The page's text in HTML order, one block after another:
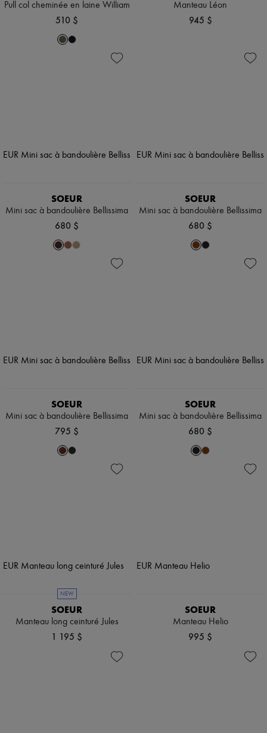
Pull col cheminée en laine William
510 $
Manteau Léon
945 $
SOEUR
Mini sac à bandoulière Bellissima
680 $
SOEUR
Mini sac à bandoulière Bellissima
680 $
SOEUR
Mini sac à bandoulière Bellissima
795 $
SOEUR
Mini sac à bandoulière Bellissima
680 $
NEW
SOEUR
Manteau long ceinturé Jules
1 195 $
SOEUR
Manteau Helio
995 $